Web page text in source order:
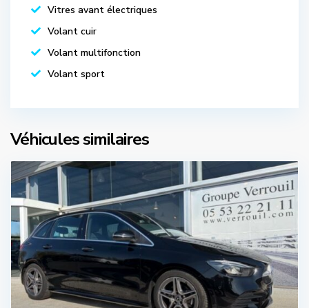
Vitres avant électriques
Volant cuir
Volant multifonction
Volant sport
Véhicules similaires